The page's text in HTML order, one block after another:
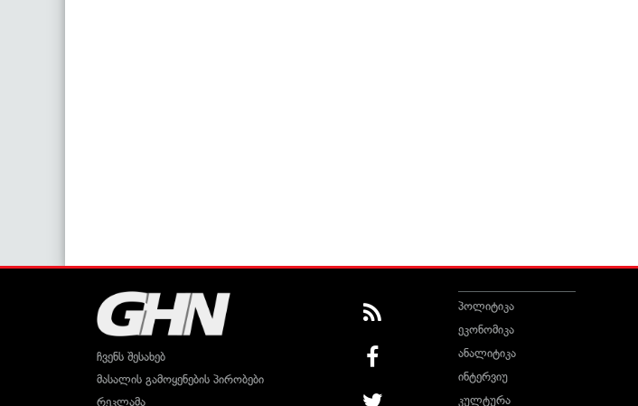
ჩვენს შესახებ
მასალის გამოყენების პირობები
რეკლამა
პოლიტიკა
ეკონომიკა
ანალიტიკა
ინტერვიუ
კულტურა